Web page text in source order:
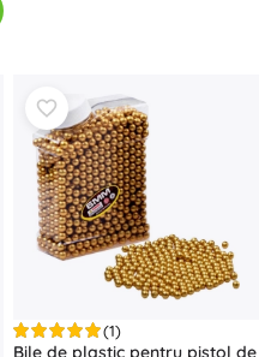
(1)
Bile de plastic pentru pistol de